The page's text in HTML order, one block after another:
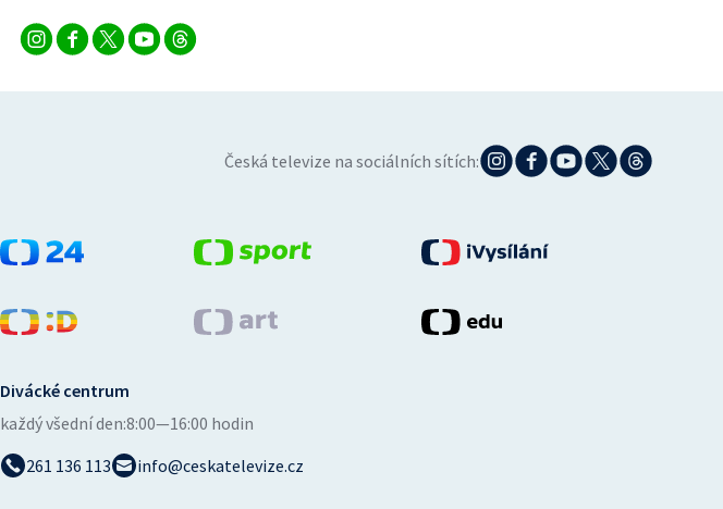
Česká televize na sociálních sítích:
Divácké centrum
každý všední den:8:00—16:00 hodin
261 136 113
info@ceskatelevize.cz